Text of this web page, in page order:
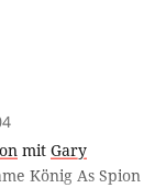
mit Gary
König As Spion